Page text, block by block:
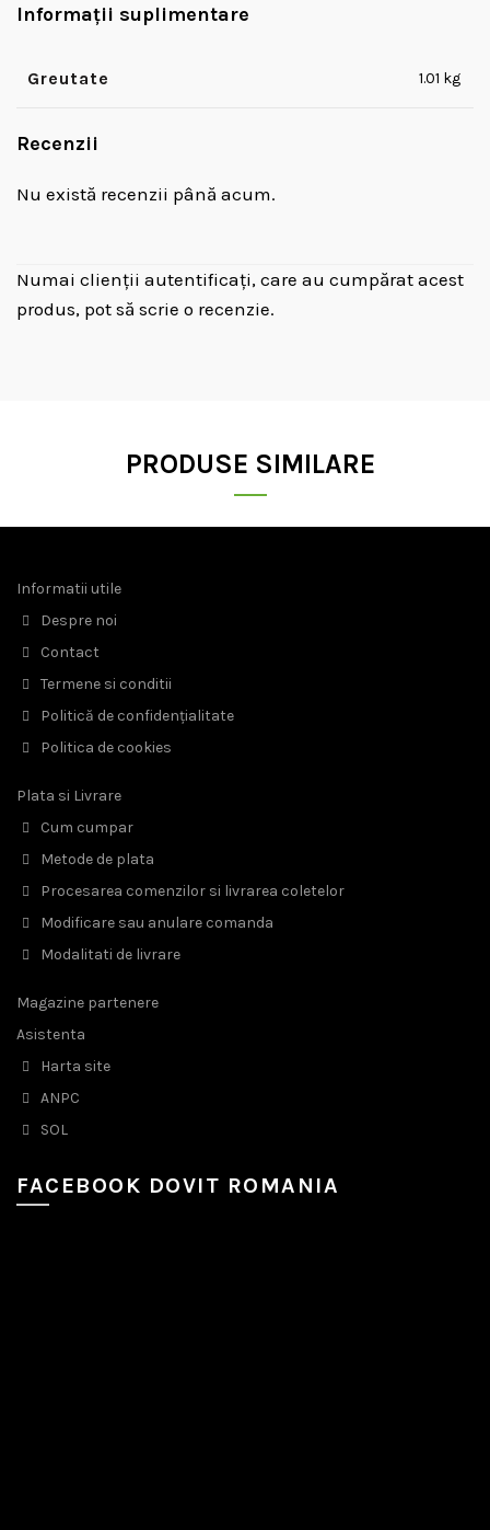
Informații suplimentare
Greutate 1.01 kg
Recenzii
Nu există recenzii până acum.
Numai clienții autentificați, care au cumpărat acest
produs, pot să scrie o recenzie.
PRODUSE SIMILARE
Informatii utile
Despre noi
Contact
Termene si conditii
Politică de confidențialitate
Politica de cookies
Plata si Livrare
Cum cumpar
Metode de plata
Procesarea comenzilor si livrarea coletelor
Modificare sau anulare comanda
Modalitati de livrare
Magazine partenere
Asistenta
Harta site
ANPC
SOL
FACEBOOK DOVIT ROMANIA